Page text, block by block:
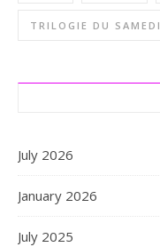
TRILOGIE DU SAMEDI
July 2026
January 2026
July 2025